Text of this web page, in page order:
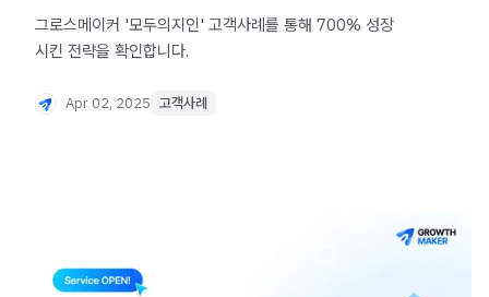
그로스메이커 '모두의지인' 고객사례를 통해 700% 성장
시킨 전략을 확인합니다.
Apr 02, 2025 고객사례